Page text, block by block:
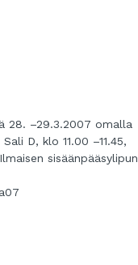
28. –29.3.2007 omalla
D, klo 11.00 –11.45,
sisäänpääsylipun